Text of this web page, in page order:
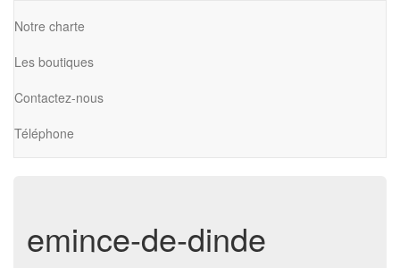
Notre charte
Les boutiques
Contactez-nous
Téléphone
emince-de-dinde